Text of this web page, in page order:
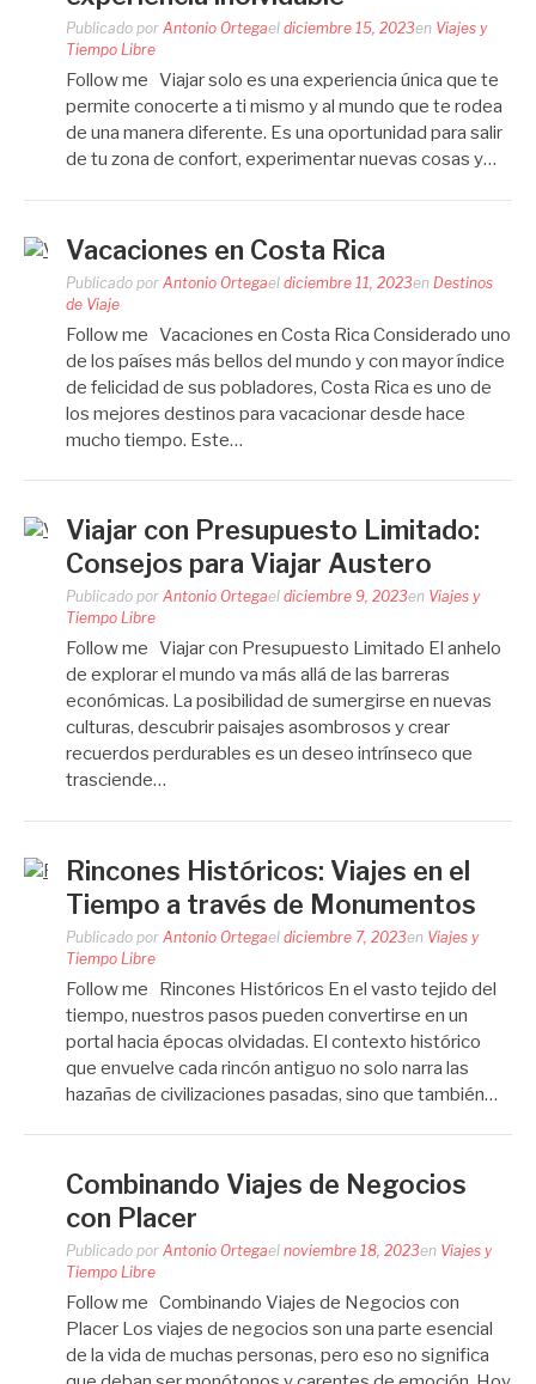
Publicado por Antonio Ortegael diciembre 15, 2023en Viajes y
Tiempo Libre
Follow me Viajar solo es una experiencia única que te
permite conocerte a ti mismo y al mundo que te rodea
de una manera diferente. Es una oportunidad para salir
de tu zona de confort, experimentar nuevas cosas y…
Vacaciones en Costa Rica
Publicado por Antonio Ortegael diciembre 11, 2023en Destinos
de Viaje
Follow me Vacaciones en Costa Rica Considerado uno
de los países más bellos del mundo y con mayor índice
de felicidad de sus pobladores, Costa Rica es uno de
los mejores destinos para vacacionar desde hace
mucho tiempo. Este…
Viajar con Presupuesto Limitado:
Consejos para Viajar Austero
Publicado por Antonio Ortegael diciembre 9, 2023en Viajes y
Tiempo Libre
Follow me Viajar con Presupuesto Limitado El anhelo
de explorar el mundo va más allá de las barreras
económicas. La posibilidad de sumergirse en nuevas
culturas, descubrir paisajes asombrosos y crear
recuerdos perdurables es un deseo intrínseco que
trasciende…
Rincones Históricos: Viajes en el
Tiempo a través de Monumentos
Publicado por Antonio Ortegael diciembre 7, 2023en Viajes y
Tiempo Libre
Follow me Rincones Históricos En el vasto tejido del
tiempo, nuestros pasos pueden convertirse en un
portal hacia épocas olvidadas. El contexto histórico
que envuelve cada rincón antiguo no solo narra las
hazañas de civilizaciones pasadas, sino que también…
Combinando Viajes de Negocios
con Placer
Publicado por Antonio Ortegael noviembre 18, 2023en Viajes y
Tiempo Libre
Follow me Combinando Viajes de Negocios con
Placer Los viajes de negocios son una parte esencial
de la vida de muchas personas, pero eso no significa